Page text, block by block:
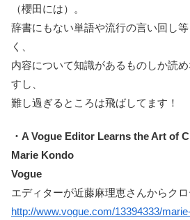
（櫻田には）。
辞書にもない単語や流行の言い回し
く、
内容について知識があるものしか読
すし、
難し過ぎるところは飛ばしてます！
・A Vogue Editor Learns the Art of
Marie Kondo
Vogue
エディターが近藤麻理恵さんからク
http://www.vogue.com/13394333/